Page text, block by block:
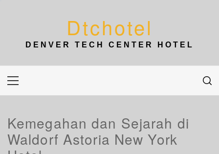
Dtchotel
DENVER TECH CENTER HOTEL
Primary
Menu
Kemegahan dan Sejarah di
Waldorf Astoria New York